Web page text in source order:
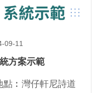
09-11
方案示範
︰灣仔軒尼詩道